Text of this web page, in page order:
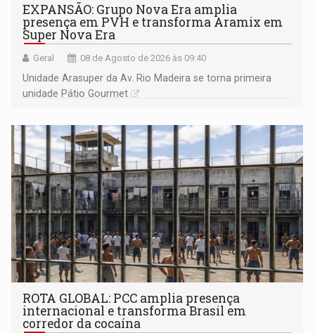
EXPANSÃO: Grupo Nova Era amplia
presença em PVH e transforma Aramix em
Super Nova Era
Geral 08 de Agosto de 2026 às 09:40
Unidade Arasuper da Av. Rio Madeira se torna primeira
unidade Pátio Gourmet
ROTA GLOBAL: PCC amplia presença
internacional e transforma Brasil em
corredor da cocaína